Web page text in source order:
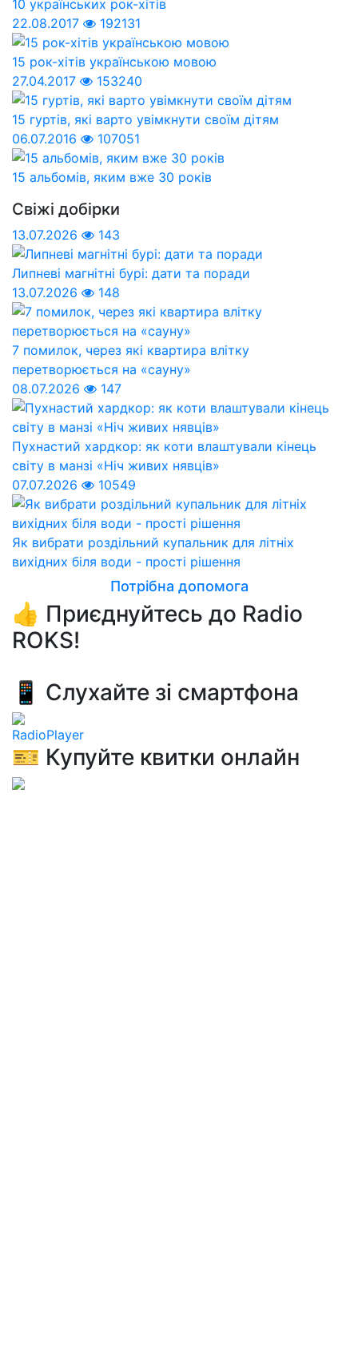
10 українських рок-хітів
22.08.2017
192131
15 рок-хітів українською мовою
27.04.2017
153240
15 гуртів, які варто увімкнути своїм дітям
06.07.2016
107051
15 альбомів, яким вже 30 років
Свіжі добірки
13.07.2026 143
Липневі магнітні бурі: дати та поради
13.07.2026
148
7 помилок, через які квартира влітку
перетворюється на «сауну»
08.07.2026
147
Пухнастий хардкор: як коти влаштували кінець
світу в манзі «Ніч живих нявців»
07.07.2026
10549
Як вибрати роздільний купальник для літніх
вихідних біля води - прості рішення
Потрібна допомога
👍 Приєднуйтесь до Radio
ROKS!
📱 Слухайте зі смартфона
RadioPlayer
🎫 Купуйте квитки онлайн